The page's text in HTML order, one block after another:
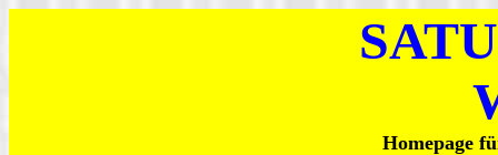
Homepage